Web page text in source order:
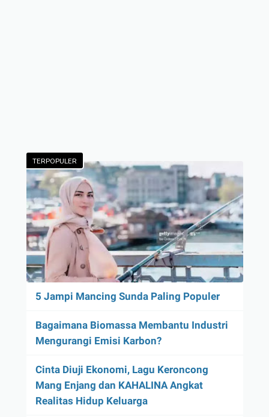
TERPOPULER
5 Jampi Mancing Sunda Paling Populer
Bagaimana Biomassa Membantu Industri
Mengurangi Emisi Karbon?
Cinta Diuji Ekonomi, Lagu Keroncong
Mang Enjang dan KAHALINA Angkat
Realitas Hidup Keluarga